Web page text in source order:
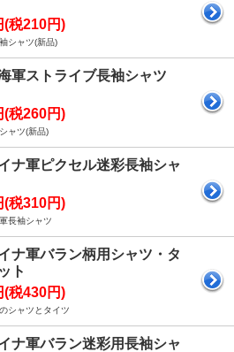
(税210円)
シャツ(新品)
軍ストライブ長袖シャツ
(税260円)
ャツ(新品)
ナ軍ピクセル迷彩長袖シャ
(税310円)
長袖シャツ
ナ軍バラン柄用シャツ・タ
ト
(税430円)
シャツとタイツ
ナ軍バラン迷彩用長袖シャ